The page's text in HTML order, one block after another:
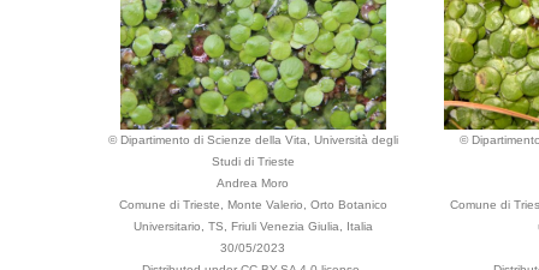
© Dipartimento di Scienze della Vita, Università degli
Studi di Trieste
Andrea Moro
Comune di Trieste, Monte Valerio, Orto Botanico
Universitario, TS, Friuli Venezia Giulia, Italia
30/05/2023
©
Comune di